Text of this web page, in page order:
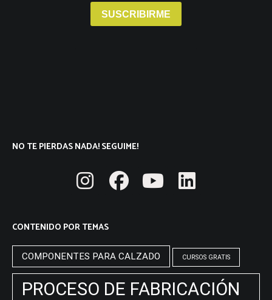
NO TE PIERDAS NADA! SEGUIME!
CONTENIDO POR TEMAS
COMPONENTES PARA CALZADO CURSOS GRATIS
PROCESO DE FABRICACIÓN